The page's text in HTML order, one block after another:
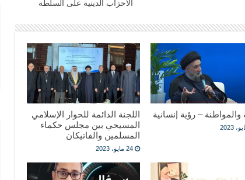
الأحزاب الدينية على السلطة
والمواطنة – رؤية إنسانية
اللجنة الدائمة للحوار الإسلامي
المسيحي بين مجلس حكماء
المسلمين والفاتيكان
24 مايو، 2023